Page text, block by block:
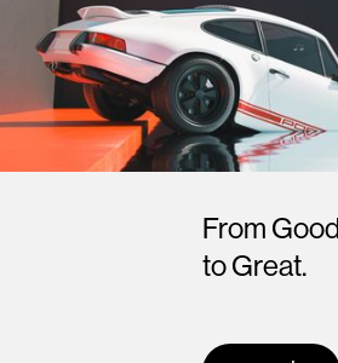
From Good
to Great.